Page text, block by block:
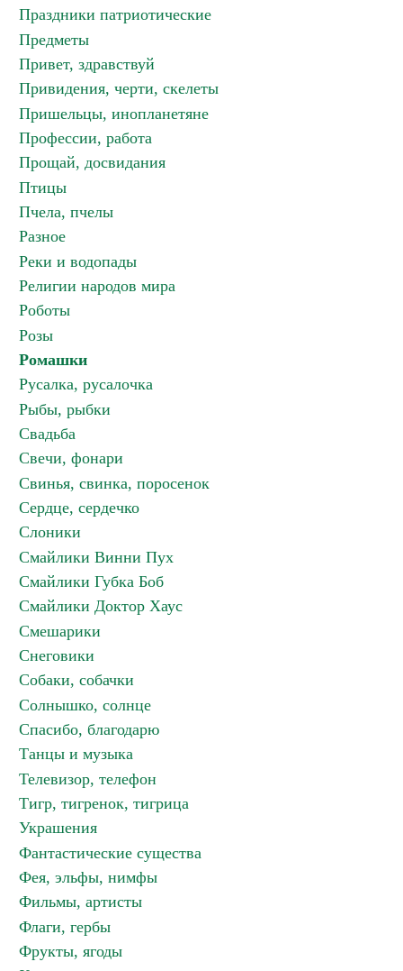
Праздники патриотические
Предметы
Привет, здравствуй
Привидения, черти, скелеты
Пришельцы, инопланетяне
Профессии, работа
Прощай, досвидания
Птицы
Пчела, пчелы
Разное
Реки и водопады
Религии народов мира
Роботы
Розы
Ромашки
Русалка, русалочка
Рыбы, рыбки
Свадьба
Свечи, фонари
Свинья, свинка, поросенок
Сердце, сердечко
Слоники
Смайлики Винни Пух
Смайлики Губка Боб
Смайлики Доктор Хаус
Смешарики
Снеговики
Собаки, собачки
Солнышко, солнце
Спасибо, благодарю
Танцы и музыка
Телевизор, телефон
Тигр, тигренок, тигрица
Украшения
Фантастические существа
Фея, эльфы, нимфы
Фильмы, артисты
Флаги, гербы
Фрукты, ягоды